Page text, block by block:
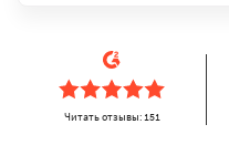
Читать отзывы: 151